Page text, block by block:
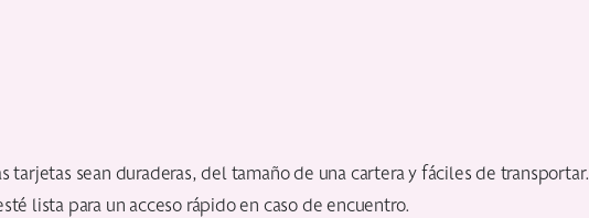
tarjetas sean duraderas, del tamaño de una cartera y fáciles de transportar.
lista para un acceso rápido en caso de encuentro.